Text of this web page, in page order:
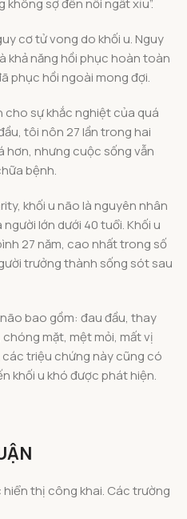
sợ đến nỗi ngất xỉu”.
cơ tử vong do khối u. Nguy
khả năng hồi phục hoàn toàn
phục hồi ngoài mong đợi.
cho sự khắc nghiệt của quá
tôi nôn 27 lần trong hai
hơn, nhưng cuộc sống vẫn
bệnh.
khối u não là nguyên nhân
lớn dưới 40 tuổi. Khối u
27 năm, cao nhất trong số
trưởng thành sống sót sau
bao gồm: đau đầu, thay
mặt, mệt mỏi, mất vị
các triệu chứng này cũng có
khối u khó được phát hiện.
hiển thị công khai. Các trường